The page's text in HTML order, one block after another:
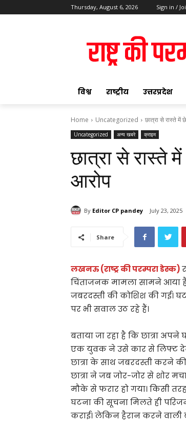
Thursday, August 6, 2026 Sign in /
विश्व राष्ट्रीय उत्तरप्रदेश
Home Uncategorized छात्रा से रास्ते में
Uncategorized अन्य खबरे क्राइम
छात्रा से रास्ते
आरोप
By Editor CP pandey July 23, 2025
Share
लखनऊ (राष्ट्र की परम्परा डेस्क)
चिंताजनक मामला सामने आया
जबरदस्ती की कोशिश की गई।
पर भी सवाल उठ रहे हैं।
बताया जा रहा है कि छात्रा
एक युवक ने उसे कार से लिफ्ट देने
छात्रा के साथ जबरदस्ती करने
छात्रा ने जब जोर-जोर से शोर
मौके से फरार हो गया। किसी
घटना की सूचना मिलते ही
कराई। लेकिन हैरान करने